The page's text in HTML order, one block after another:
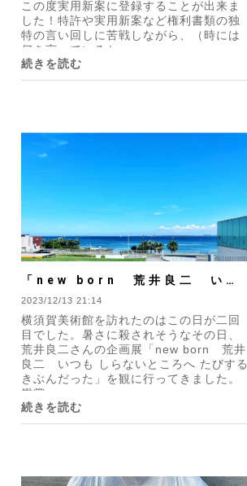
この度実用新案に登録することが出来ま
した！特許や実用新案など権利書類の独
特の言い回しに苦戦しながら、（時には
何を言っているか...
続きを読む
「new born 荒井良二 いつ
も しらないところへ たびするき
ぶんだった」 ＠横須賀美術館
2023/12/13 21:14
横須賀美術館を訪れたのはこの日が二回
目でした。暑さに殺されそうなその日、
荒井良二さんの企画展「new born 荒井
良二 いつも しらないところへ たびする
きぶんだった」を観に行ってきました。
鑑賞...
続きを読む